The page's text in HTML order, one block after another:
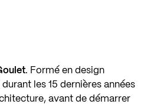
. Formé en design
les 15 dernières années
avant de démarrer